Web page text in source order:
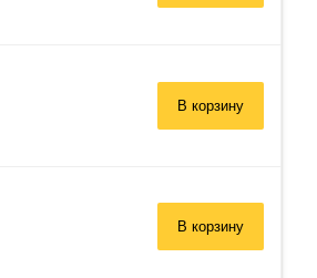
В корзину
В корзину